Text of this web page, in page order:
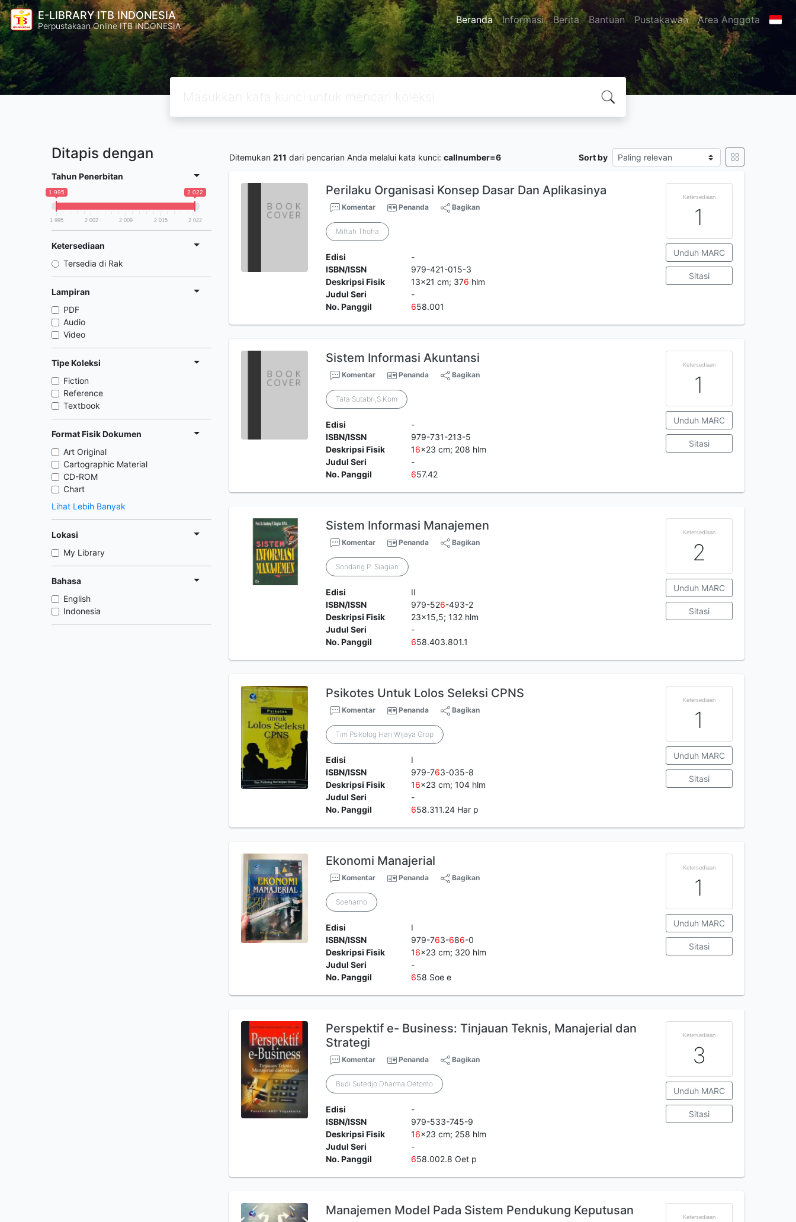
E-LIBRARY ITB INDONESIA
Perpustakaan Online ITB INDONESIA Beranda Informasi Berita Bantuan Pustakawan Area Anggota
Ditapis dengan
Tahun Penerbitan
1 995 2 022
1 995 2 002 2 009 2 015 2 022
Ketersediaan
Tersedia di Rak
Lampiran
PDF
Audio
Video
Tipe Koleksi
Fiction
Reference
Textbook
Format Fisik Dokumen
Art Original
Cartographic Material
CD-ROM
Chart
Lihat Lebih Banyak
Lokasi
My Library
Bahasa
English
Indonesia
Ditemukan 211 dari pencarian Anda melalui kata kunci: callnumber=6 Sort by
Perilaku Organisasi Konsep Dasar Dan Aplikasinya
Komentar Penanda Bagikan
Miftah Thoha
Edisi
-
ISBN/ISSN
979-421-015-3
Deskripsi Fisik
13x21 cm; 376 hlm
Judul Seri
-
No. Panggil
658.001
Ketersediaan
1
Unduh MARC
Sitasi
Sistem Informasi Akuntansi
Komentar Penanda Bagikan
Tata Sutabri,S.Kom
Edisi
-
ISBN/ISSN
979-731-213-5
Deskripsi Fisik
16x23 cm; 208 hlm
Judul Seri
-
No. Panggil
657.42
Ketersediaan
1
Unduh MARC
Sitasi
Sistem Informasi Manajemen
Komentar Penanda Bagikan
Sondang P. Siagian
Edisi
II
ISBN/ISSN
979-526-493-2
Deskripsi Fisik
23x15,5; 132 hlm
Judul Seri
-
No. Panggil
658.403.801.1
Ketersediaan
2
Unduh MARC
Sitasi
Psikotes Untuk Lolos Seleksi CPNS
Komentar Penanda Bagikan
Tim Psikolog Hari Wijaya Grop
Edisi
I
ISBN/ISSN
979-763-035-8
Deskripsi Fisik
16x23 cm; 104 hlm
Judul Seri
-
No. Panggil
658.311.24 Har p
Ketersediaan
1
Unduh MARC
Sitasi
Ekonomi Manajerial
Komentar Penanda Bagikan
Soeharno
Edisi
I
ISBN/ISSN
979-763-686-0
Deskripsi Fisik
16x23 cm; 320 hlm
Judul Seri
-
No. Panggil
658 Soe e
Ketersediaan
1
Unduh MARC
Sitasi
Perspektif e- Business: Tinjauan Teknis, Manajerial dan
Strategi
Komentar Penanda Bagikan
Budi Sutedjo Dharma Oetomo
Edisi
-
ISBN/ISSN
979-533-745-9
Deskripsi Fisik
16x23 cm; 258 hlm
Judul Seri
-
No. Panggil
658.002.8 Oet p
Ketersediaan
3
Unduh MARC
Sitasi
Manajemen Model Pada Sistem Pendukung Keputusan Ketersediaan